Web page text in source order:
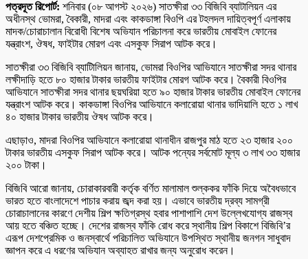
পত্রদূত রিপোর্ট: শনিবার (০৮ আগস্ট ২০২৬) সাতক্ষীরা ৩৩ বিজিবি ব্যাটালিয়ন এর
অধীনস্থ ভোমরা, বৈকারী, মাদরা এবং কাকডাঙ্গা বিওপি এর টহলদল দায়িত্বপূর্ণ এলাকায়
মাদক/চোরাচালান বিরোধী বিশেষ অভিযান পরিচালনা করে ভারতীয় মোবাইল ফোনের
যন্ত্রাংশ, ঔষধ, ফাইটার মোরগ এবং এসকুফ সিরাপ আটক করে।
সাতক্ষীরা ৩৩ বিজিবি ব্যাটিালিয়ন জানায়, ভোমরা বিওপির আভিযানে সাতক্ষীরা সদর থানার
লক্ষীদাড়ি হতে ৮০ হাজার টাকার ভারতীয় ফাইটার মোরগ আটক করে। বৈকারী বিওপির
আভিযানে সাতক্ষীরা সদর থানার ছয়ঘরিয়া হতে ৯০ হাজার টাকার ভারতীয় মোবাইল ফোনের
যন্ত্রাংশ আটক করে। কাকডাঙ্গা বিওপির আভিযানে কলারোয়া থানার ভাদিয়ালি হতে ১ লাখ
৪০ হাজার টাকার ভারতীয় ঔষধ আটক করে।
এছাড়াও, মাদরা বিওপির আভিযানে কলারোয়া থানাধীন রাজপুর মাঠ হতে ২৩ হাজার ২০০
টাকার ভারতীয় এসকুফ সিরাপ আটক করে। আটক পন্যের সর্বমোট মূল্য ৩ লাখ ৩৩ হাজার
২০০ টাকা।
বিজিবি আরো জানায়, চোরাকারবারী কর্তৃক বর্ণিত মালামাল শুল্ককর ফাঁকি দিয়ে অবৈধভাবে
ভারত হতে বাংলাদেশে পাচার করায় জব্দ করা হয়। এভাবে ভারতীয় দ্রব্য সামগ্রী
চোরাচালানের কারণে দেশীয় শিল্প ক্ষতিগ্রস্থ হবার পাশাপাশি দেশ উল্লেখযোগ্য রাজস্ব
আয় হতে বঞ্চিত হচ্ছে। দেশের রাজস্ব ফাঁকি রোধ করে স্থানীয় শিল্প বিকাশে বিজিবি’র
এরূপ দেশপ্রেমিক ও জনস্বার্থে পরিচালিত অভিযানে উপস্থিত স্থানীয় জনগন সাধুবাদ
জ্ঞাপন করে এ ধরণের অভিযান অব্যাহত রাখার জন্য অনুরোধ করেন।